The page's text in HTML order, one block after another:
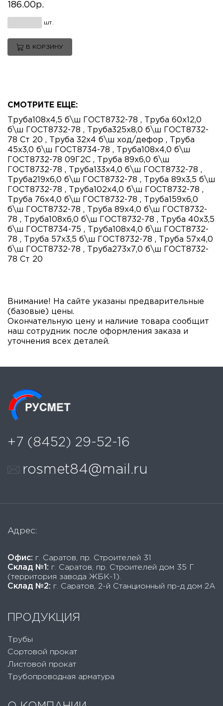
186.00р.
шт.
В КОРЗИНУ
СМОТРИТЕ ЕЩЕ:
Труба108х4,5 б\ш ГОСТ8732-78 ,
Труба 60х12,0
б\ш ГОСТ8732-78 ,
Труба325х8,0 б\ш ГОСТ8732-
78 Ст 20 , Труба 32х4 б\ш ход/дефор ,
Труба
45х3,0 б\ш ГОСТ8734-78 ,
Труба108х4,0 б\ш
ГОСТ8732-78 09Г2С ,
Труба 89х6,0 б\ш
ГОСТ8732-78 , Труба133х4,0 б\ш ГОСТ8732-78 ,
Труба219х6,0 б\ш ГОСТ8732-78 ,
Труба 89х3,5 б\ш
ГОСТ8732-78 , Труба102х4,0 б\ш ГОСТ8732-78 ,
Труба 76х4,0 б\ш ГОСТ8732-78 ,
Труба159х6,0
б\ш ГОСТ8732-78 ,
Труба 89х4,0 б\ш ГОСТ8732-
78 , Труба108х6,0 б\ш ГОСТ8732-78 ,
Труба 40х3,5
б\ш ГОСТ8734-75 ,
Труба108х4,0 б\ш ГОСТ8732-
78 , Труба 57х3,5 б\ш ГОСТ8732-78 ,
Труба 57х4,0
б\ш ГОСТ8732-78 ,
Труба273х7,0 б\ш ГОСТ8732-
78 Ст 20
Внимание! На сайте указаны предварительные
(базовые) цены.
Окончательную цену и наличие товара сообщит
наш сотрудник после оформления заказа и
уточнения всех деталей.
+7 (8452) 29-52-16
rosmet84@mail.ru
Адрес:
Офис: г. Саратов, пр. Строителей 31
Склад №1: г. Саратов, пр. Строителей дом 35 Г
(территория завода ЖБК-1).
Склад №2: г. Саратов, 2-й Станционный пр-д дом 2А
ПРОДУКЦИЯ
Трубы
Сортовой прокат
Листовой прокат
Трубопроводная арматура
ОТПРАВИТЬ ЗАПРОС